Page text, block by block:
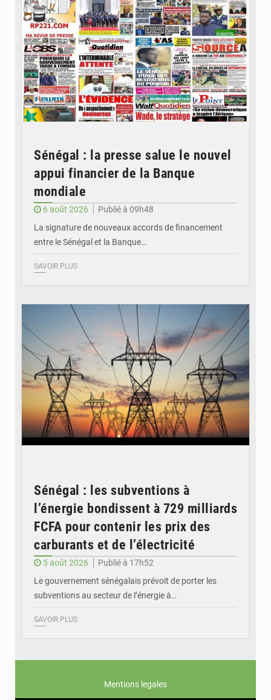
Sénégal : la presse salue le nouvel
appui financier de la Banque
mondiale
6 août 2026
Publié à 09h48
La signature de nouveaux accords de financement
entre le Sénégal et la Banque…
SAVOIR PLUS
Sénégal : les subventions à
l’énergie bondissent à 729 milliards
FCFA pour contenir les prix des
carburants et de l’électricité
5 août 2026
Publié à 17h52
Le gouvernement sénégalais prévoit de porter les
subventions au secteur de l’énergie à…
SAVOIR PLUS
Mentions legales